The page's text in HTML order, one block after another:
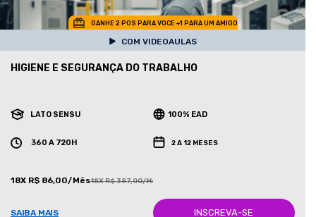
GANHE 2 POS PARA VOCE +1 PARA UM AMIGO
COM VIDEOAULAS
HIGIENE E SEGURANÇA DO TRABALHO
LATO SENSU 100% EAD
360 A 720H 2 A 12 MESES
18X R$ 86,00/Mês18X R$ 387,00/Mês
SAIBA MAIS INSCREVA-SE